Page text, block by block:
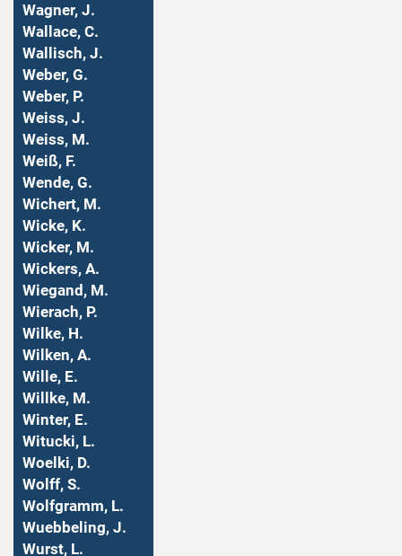
Wagner, J.
Wallace, C.
Wallisch, J.
Weber, G.
Weber, P.
Weiss, J.
Weiss, M.
Weiß, F.
Wende, G.
Wichert, M.
Wicke, K.
Wicker, M.
Wickers, A.
Wiegand, M.
Wierach, P.
Wilke, H.
Wilken, A.
Wille, E.
Willke, M.
Winter, E.
Witucki, L.
Woelki, D.
Wolff, S.
Wolfgramm, L.
Wuebbeling, J.
Wurst, L.